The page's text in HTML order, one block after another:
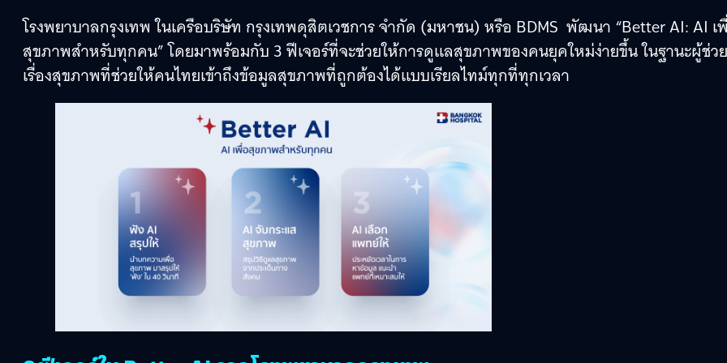
โรงพยาบาลกรุงเทพ ในเครือบริษัท กรุงเทพดุสิตเวชการ จำกัด (มหาชน) หรือ BDMS พัฒนา “Better AI: AI เ
สุขภาพสำหรับทุกคน” โดยมาพร้อมกับ 3 ฟีเจอร์ที่จะช่วยให้การดูแลสุขภาพของคนยุคใหม่ง่ายขึ้น ในฐานะผู้ช่วย
เรื่องสุขภาพที่ช่วยให้คนไทยเข้าถึงข้อมูลสุขภาพที่ถูกต้องได้แบบเรียลไทม์ทุกที่ทุกเวลา